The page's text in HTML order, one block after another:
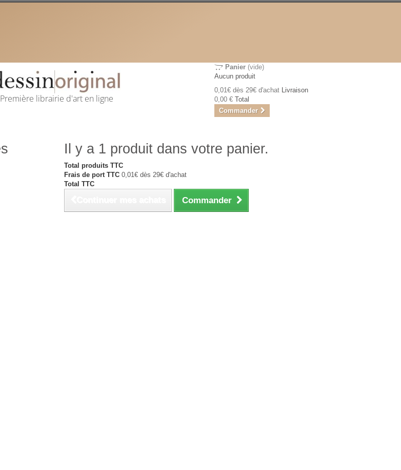
Première librairie d'art en ligne
Panier (vide)
Aucun produit
0,01€ dès 29€ d'achat Livraison
0,00 € Total
Commander
Il y a 1 produit dans votre panier.
Total produits TTC
Frais de port TTC 0,01€ dès 29€ d'achat
Total TTC
Commander